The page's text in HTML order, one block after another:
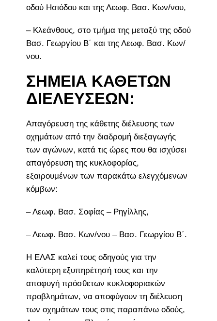
οδού Ησιόδου και της Λεωφ. Βασ. Κων/νου,
– Κλεάνθους, στο τμήμα της μεταξύ της οδού
Βασ. Γεωργίου Β΄ και της Λεωφ. Βασ. Κων/
νου.
ΣΗΜΕΙΑ ΚΑΘΕΤΩΝ
ΔΙΕΛΕΥΣΕΩΝ:
Απαγόρευση της κάθετης διέλευσης των
οχημάτων από την διαδρομή διεξαγωγής
των αγώνων, κατά τις ώρες που θα ισχύσει
απαγόρευση της κυκλοφορίας,
εξαιρουμένων των παρακάτω ελεγχόμενων
κόμβων:
– Λεωφ. Βασ. Σοφίας – Ρηγίλλης,
– Λεωφ. Βασ. Κων/νου – Βασ. Γεωργίου Β΄.
Η ΕΛΑΣ καλεί τους οδηγούς για την
καλύτερη εξυπηρέτησή τους και την
αποφυγή πρόσθετων κυκλοφοριακών
προβλημάτων, να αποφύγουν τη διέλευση
των οχημάτων τους στις παραπάνω οδούς,